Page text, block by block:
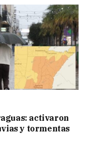
activaron
y tormentas